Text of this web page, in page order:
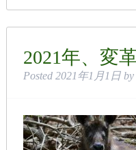
2021年、変
Posted 2021年1月1日 by